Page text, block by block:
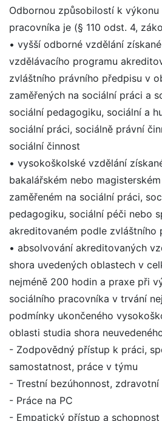
Odbornou způsobilostí k
pracovníka je (§ 110 odst. 4,
• vyšší odborné vzdělání
vzdělávacího programu
zvláštního právního předpisu v
zaměřených na sociální práci a
sociální pedagogiku, sociální a
sociální práci, sociálně právní
sociální činnost
• vysokoškolské vzdělání
bakalářském nebo
zaměřeném na sociální práci,
pedagogiku, sociální péči nebo
akreditovaném podle zvláštního
• absolvování akreditovaných
shora uvedených oblastech v
nejméně 200 hodin a praxe při
sociálního pracovníka v trvání
podmínky ukončeného
oblasti studia shora
- Zodpovědný přístup k práci,
samostatnost, práce v týmu
- Trestní bezúhonnost,
- Práce na PC
- Empatický přístup a